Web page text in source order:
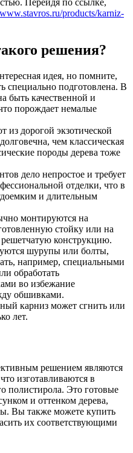
products/karniz-
решения?
идея, но помните,
специально подготовлена. В
быть качественной и
порождает немалые
из дорогой экзотической
чем классическая
породы дерева тоже
дело непростое и требует
отделки, что в
и длительным
монтируются на
стойку или на
конструкцию.
шурупы или болты,
например, специальными
обработать
во избежание
обшивками.
карниз может сгнить или
лет.
решением являются
изготавливаются в
полистирола. Это готовые
и оттенком дерева,
Вы также можете купить
их соответствующими